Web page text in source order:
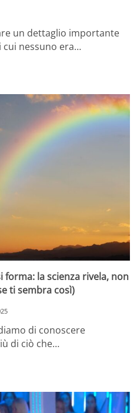
un dettaglio importante
cui nessuno era…
forma: la scienza rivela, non
ti sembra così)
di conoscere
di ciò che…